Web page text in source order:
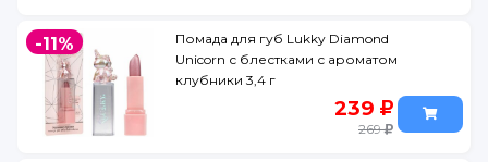
-11%
Помада для губ Lukky Diamond
Unicorn с блестками с ароматом
клубники 3,4 г
239
269